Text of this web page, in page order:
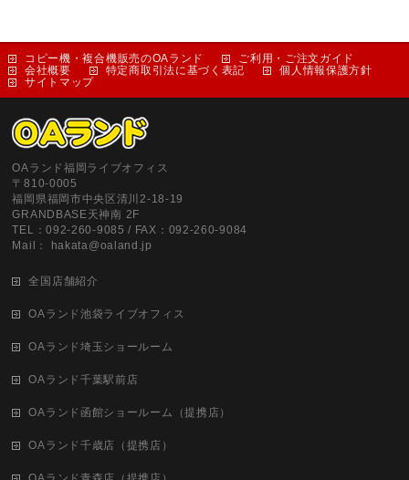
コピー機・複合機販売のOAランド
ご利用・ご注文ガイド
会社概要
特定商取引法に基づく表記
個人情報保護方針
サイトマップ
OAランド福岡ライブオフィス
〒810-0005
福岡県福岡市中央区清川2-18-19
GRANDBASE天神南 2F
TEL：092-260-9085 / FAX：092-260-9084
Mail： hakata@oaland.jp
全国店舗紹介
OAランド池袋ライブオフィス
OAランド埼玉ショールーム
OAランド千葉駅前店
OAランド函館ショールーム（提携店）
OAランド千歳店（提携店）